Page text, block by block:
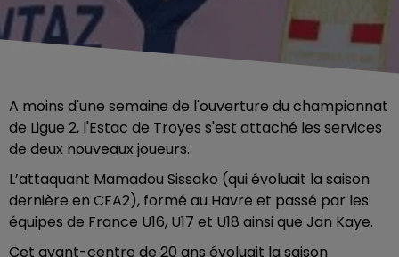
A moins d'une semaine de l'ouverture du championnat
de Ligue 2, l'Estac de Troyes s'est attaché les services
de deux nouveaux joueurs.
L’attaquant Mamadou Sissako (qui évoluait la saison
dernière en CFA2), formé au Havre et passé par les
équipes de France U16, U17 et U18 ainsi que Jan Kaye.
Cet avant-centre de 20 ans évoluait la saison